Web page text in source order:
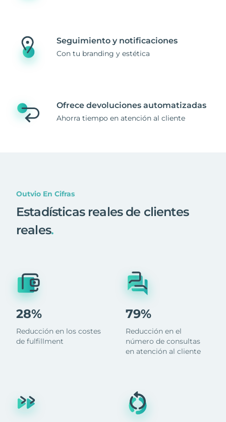
Seguimiento y notificaciones
Con tu branding y estética
Ofrece devoluciones automatizadas
Ahorra tiempo en atención al cliente
Outvio En Cifras
Estadísticas reales de clientes
reales.
28%
Reducción en los costes
de fulfillment
79%
Reducción en el
número de consultas
en atención al cliente